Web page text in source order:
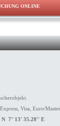
ONLINE
Visa, Euro/
7° 13' 35.28'' E